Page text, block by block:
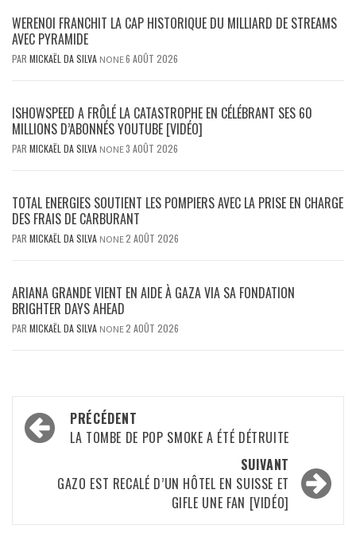
WERENOI FRANCHIT LA CAP HISTORIQUE DU MILLIARD DE STREAMS
AVEC PYRAMIDE
PAR MICKAËL DA SILVA NONE6 AOÛT 2026
ISHOWSPEED A FRÔLÉ LA CATASTROPHE EN CÉLÉBRANT SES 60
MILLIONS D’ABONNÉS YOUTUBE [VIDÉO]
PAR MICKAËL DA SILVA NONE3 AOÛT 2026
TOTAL ENERGIES SOUTIENT LES POMPIERS AVEC LA PRISE EN CHARGE
DES FRAIS DE CARBURANT
PAR MICKAËL DA SILVA NONE2 AOÛT 2026
ARIANA GRANDE VIENT EN AIDE À GAZA VIA SA FONDATION
BRIGHTER DAYS AHEAD
PAR MICKAËL DA SILVA NONE2 AOÛT 2026
Navigation
d’article
PRÉCÉDENT
LA TOMBE DE POP SMOKE A ÉTÉ DÉTRUITE
SUIVANT
GAZO EST RECALÉ D’UN HÔTEL EN SUISSE ET
GIFLE UNE FAN [VIDÉO]